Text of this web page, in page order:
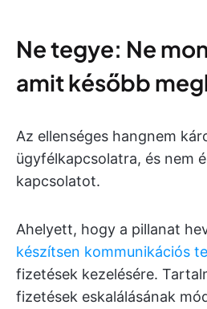
Ne tegye: Ne
amit később
Az ellenséges hangnem
ügyfélkapcsolatra, és nem
kapcsolatot.
Ahelyett, hogy a pillanat
készítsen kommunikációs
fizetések kezelésére.
fizetések eskalálásának